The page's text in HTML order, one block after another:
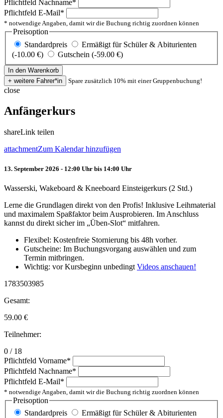
Pflichtfeld Nachname*
Pflichtfeld E-Mail*
* notwendige Angaben, damit wir die Buchung richtig zuordnen können
Preisoption
Standardpreis
Ermäßigt für Schüler & Abiturienten
(-10.00 €)
Gutschein (-59.00 €)
Spare zusätzlich 10% mit einer Gruppenbuchung!
close
Anfängerkurs
shareLink teilen
attachmentZum Kalendar hinzufügen
13. September 2026 - 12:00 Uhr bis 14:00 Uhr
Wasserski, Wakeboard & Kneeboard Einsteigerkurs (2 Std.)
Lerne die Grundlagen direkt von den Profis! Inklusive Leihmaterial
und maximalem Spaßfaktor beim Ausprobieren. Im Anschluss
kannst du direkt sicher im „Üben-Slot“ mitfahren.
Flexibel: Kostenfreie Stornierung bis 48h vorher.
Gutscheine: Im Buchungsvorgang auswählen und zum
Termin mitbringen.
Wichtig: vor Kursbeginn unbedingt Videos anschauen!
1783503985
Gesamt:
59.00 €
Teilnehmer:
0 / 18
Pflichtfeld Vorname*
Pflichtfeld Nachname*
Pflichtfeld E-Mail*
* notwendige Angaben, damit wir die Buchung richtig zuordnen können
Preisoption
Standardpreis
Ermäßigt für Schüler & Abiturienten